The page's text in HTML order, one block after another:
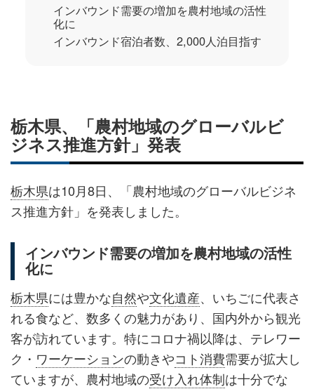
インバウンド需要の増加を農村地域の活性
化に
インバウンド宿泊者数、2,000人泊目指す
栃木県、「農村地域のグローバルビ
ジネス推進方針」発表
栃木県は10月8日、「農村地域のグローバルビジネ
ス推進方針」を発表しました。
インバウンド需要の増加を農村地域の活性
化に
栃木県には豊かな自然や文化遺産、いちごに代表さ
れる食など、数多くの魅力があり、国内外から観光
客が訪れています。特にコロナ禍以降は、テレワー
ク・ ワーケーションの動きやコト消費需要が拡大し
ていますが、農村地域の受け入れ体制は十分でな